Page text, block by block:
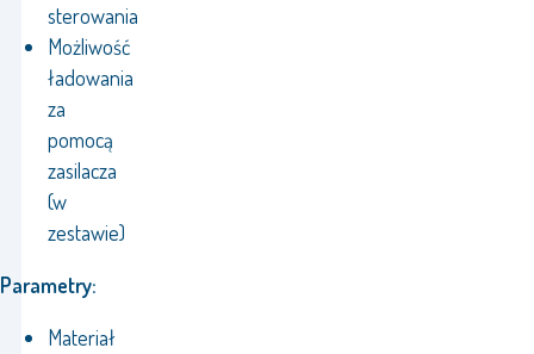
sterowania
Możliwość
ładowania
za
pomocą
zasilacza
(w
zestawie)
Parametry:
Materiał